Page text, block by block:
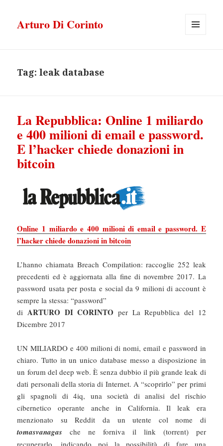
Arturo Di Corinto
Tag:leak database
La Repubblica: Online 1 miliardo
e 400 milioni di email e password.
E l’hacker chiede donazioni in
bitcoin
Online 1 miliardo e 400 milioni di email e password. E
l’hacker chiede donazioni in bitcoin
L’hanno chiamata Breach Compilation: raccoglie 252 leak
precedenti ed è aggiornata alla fine di novembre 2017. La
password usata per posta e social da 9 milioni di account è
sempre la stessa: “password”
diARTURO DI CORINTO per La Repubblica del 12
Dicembre 2017
UN MILIARDO e 400 milioni di nomi, email e password in
chiaro. Tutto in un unico database messo a disposizione in
un forum del deep web. È senza dubbio il più grande leak di
dati personali della storia di Internet. A “scoprirlo” per primi
gli spagnoli di 4iq, una società di analisi del rischio
cibernetico operante anche in California. Il leak era
menzionato su Reddit da un utente col nome di
tomasvanagas che ne forniva il link (torrent) per